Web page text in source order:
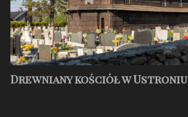
Drewniany kościół w Ustroniu